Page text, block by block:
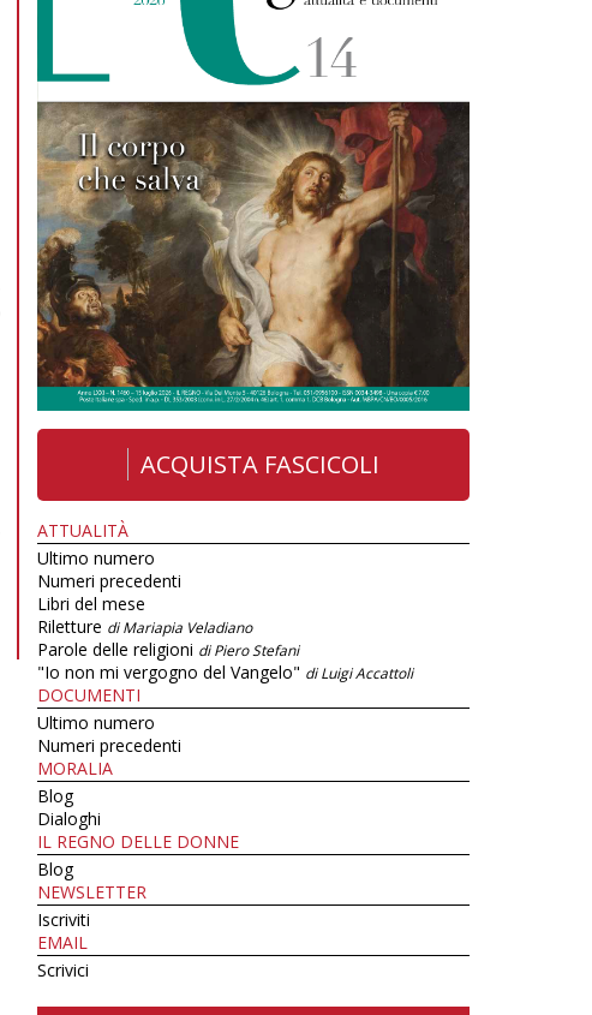
ACQUISTA FASCICOLI
ATTUALITÀ
Ultimo numero
Numeri precedenti
Libri del mese
Riletture di Mariapia Veladiano
Parole delle religioni di Piero Stefani
"Io non mi vergogno del Vangelo" di Luigi Accattoli
DOCUMENTI
Ultimo numero
Numeri precedenti
MORALIA
Blog
Dialoghi
IL REGNO DELLE DONNE
Blog
NEWSLETTER
Iscriviti
EMAIL
Scrivici